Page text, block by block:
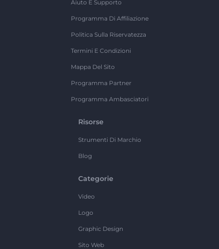
Aiuto E Supporto
Programma Di Affiliazione
Politica Sulla Riservatezza
Termini E Condizioni
Mappa Del Sito
Programma Partner
Programma Ambasciatori
Risorse
Strumenti Di Marchio
Blog
Categorie
Video
Logo
Graphic Design
Sito Web